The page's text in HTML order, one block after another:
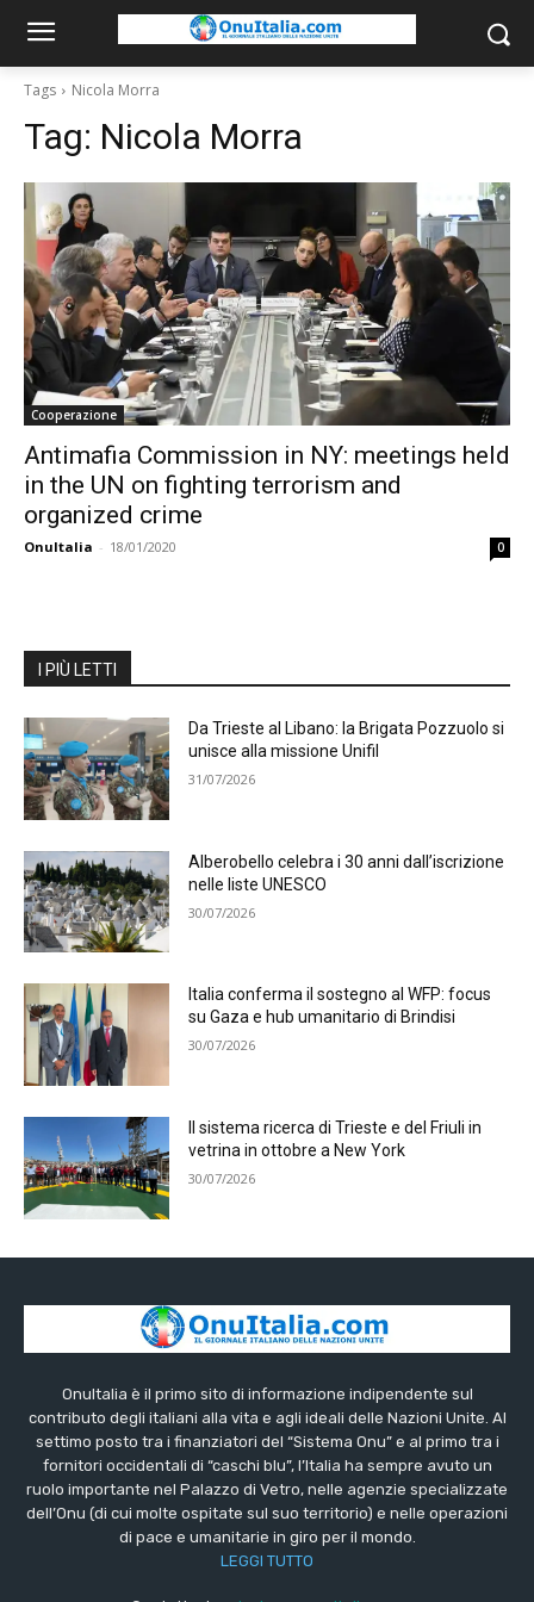
Tags Nicola Morra
Tag: Nicola Morra
Cooperazione
Antimafia Commission in NY: meetings held
in the UN on fighting terrorism and
organized crime
OnuItalia - 18/01/2020 0
I PIÙ LETTI
Da Trieste al Libano: la Brigata Pozzuolo si
unisce alla missione Unifil
31/07/2026
Alberobello celebra i 30 anni dall’iscrizione
nelle liste UNESCO
30/07/2026
Italia conferma il sostegno al WFP: focus
su Gaza e hub umanitario di Brindisi
30/07/2026
Il sistema ricerca di Trieste e del Friuli in
vetrina in ottobre a New York
30/07/2026
OnuItalia è il primo sito di informazione indipendente sul
contributo degli italiani alla vita e agli ideali delle Nazioni Unite. Al
settimo posto tra i finanziatori del “Sistema Onu” e al primo tra i
fornitori occidentali di “caschi blu”, l’Italia ha sempre avuto un
ruolo importante nel Palazzo di Vetro, nelle agenzie specializzate
dell’Onu (di cui molte ospitate sul suo territorio) e nelle operazioni
di pace e umanitarie in giro per il mondo.
LEGGI TUTTO